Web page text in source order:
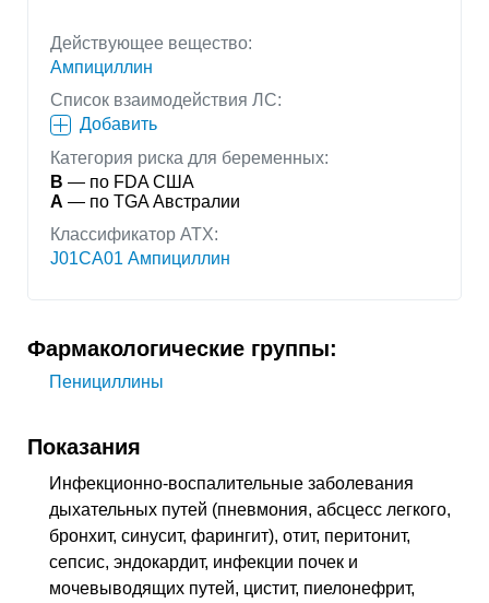
Действующее вещество:
Ампициллин
Список взаимодействия ЛС:
Добавить
Категория риска для беременных:
B — по FDA США
A — по TGA Австралии
Классификатор АТХ:
J01CA01 Ампициллин
Фармакологические группы:
Пенициллины
Показания
Инфекционно-воспалительные заболевания
дыхательных путей (пневмония, абсцесс легкого,
бронхит, синусит, фарингит), отит, перитонит,
сепсис, эндокардит, инфекции почек и
мочевыводящих путей, цистит, пиелонефрит,